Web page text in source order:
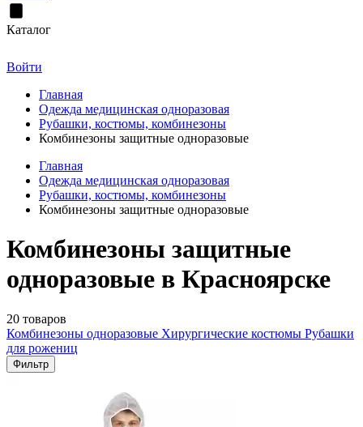
Каталог
Войти
Главная
Одежда медицинская одноразовая
Рубашки, костюмы, комбинезоны
Комбинезоны защитные одноразовые
Главная
Одежда медицинская одноразовая
Рубашки, костюмы, комбинезоны
Комбинезоны защитные одноразовые
Комбинезоны защитные
одноразовые в Красноярске
20 товаров
Комбинезоны одноразовые Хирургические костюмы Рубашки
для рожениц
Фильтр